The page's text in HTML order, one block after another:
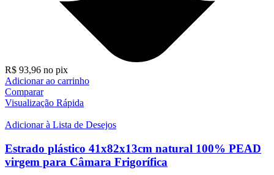
R$ 93,96 no pix
Adicionar ao carrinho
Comparar
Visualização Rápida
Adicionar à Lista de Desejos
Estrado plástico 41x82x13cm natural 100% PEAD
virgem para Câmara Frigorífica